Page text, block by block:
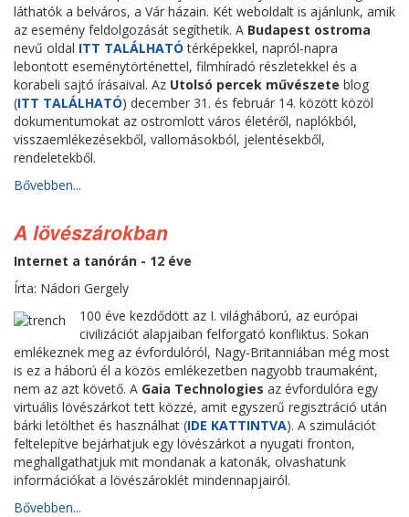
láthatók a belváros, a Vár házain. Két weboldalt is ajánlunk, amik
az esemény feldolgozását segíthetik. A Budapest ostroma
nevű oldal ITT TALÁLHATÓ térképekkel, napról-napra
lebontott eseménytörténettel, filmhíradó részletekkel és a
korabeli sajtó írásaival. Az Utolsó percek művészete blog
(ITT TALÁLHATÓ) december 31. és február 14. között közöl
dokumentumokat az ostromlott város életéről, naplókból,
visszaemlékezésekből, vallomásokból, jelentésekből,
rendeletekből.
Bővebben...
A lövészárokban
Internet a tanórán - 12 éve
Írta: Nádori Gergely
100 éve kezdődött az I. világháború, az európai
civilizációt alapjaiban felforgató konfliktus. Sokan
emlékeznek meg az évfordulóról, Nagy-Britanniában még most
is ez a háború él a közös emlékezetben nagyobb traumaként,
nem az azt követő. A Gaia Technologies az évfordulóra egy
virtuális lövészárkot tett közzé, amit egyszerű regisztráció után
bárki letölthet és használhat (IDE KATTINTVA). A szimulációt
feltelepítve bejárhatjuk egy lövészárkot a nyugati fronton,
meghallgathatjuk mit mondanak a katonák, olvashatunk
információkat a lövészároklét mindennapjairól.
Bővebben...